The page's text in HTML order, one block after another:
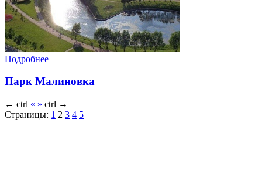
Подробнее
Парк Малиновка
← ctrl « » ctrl →
Страницы: 1 2 3 4 5